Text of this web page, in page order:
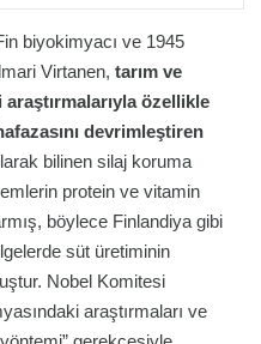
biyokimyacı ve 1945
Virtanen, tarım ve
özellikle
devrimleştiren
bilinen silaj koruma
protein ve vitamin
böylece Finlandiya gibi
süt üretiminin
Nobel Komitesi
araştırmaları ve